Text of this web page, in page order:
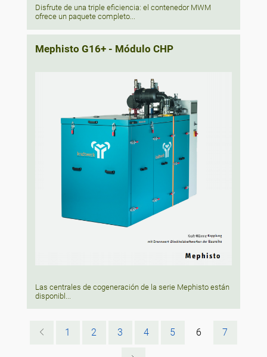
Disfrute de una triple eficiencia: el contenedor MWM
ofrece un paquete completo...
Mephisto G16+ - Módulo CHP
Las centrales de cogeneración de la serie Mephisto están
disponibl...
1 2 3 4 5 6 7